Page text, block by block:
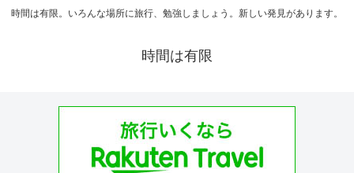
時間は有限。いろんな場所に旅行、勉強しましょう。新しい発見があります。
時間は有限